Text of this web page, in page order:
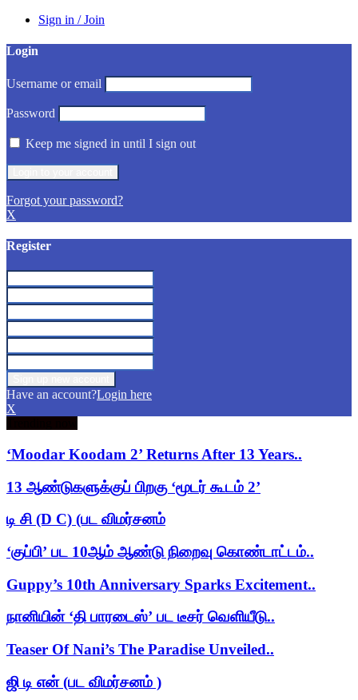
Sign in / Join
Login
Username or email
Password
Keep me signed in until I sign out
Forgot your password?
X
Register
Have an account?Login here
X
‘Moodar Koodam 2’ Returns After 13 Years..
13 ஆண்டுகளுக்குப் பிறகு ‘மூடர் கூடம் 2’
டி சி (D C) (பட விமர்சனம்
‘குப்பி’ பட 10ஆம் ஆண்டு நிறைவு கொண்டாட்டம்..
Guppy’s 10th Anniversary Sparks Excitement..
நானியின் ‘தி பாரடைஸ்’ பட டீசர் வெளியீடு..
Teaser Of Nani’s The Paradise Unveiled..
ஜி டி என் (பட விமர்சனம் )